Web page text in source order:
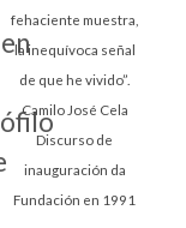
fehaciente muestra,
la inequívoca señal
de que he vivido”.
Camilo José Cela
Discurso de
inauguración da
Fundación en 1991